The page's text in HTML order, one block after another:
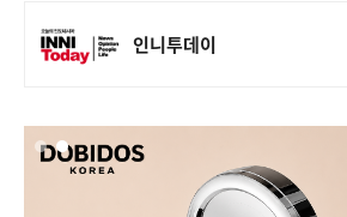
인니투데이